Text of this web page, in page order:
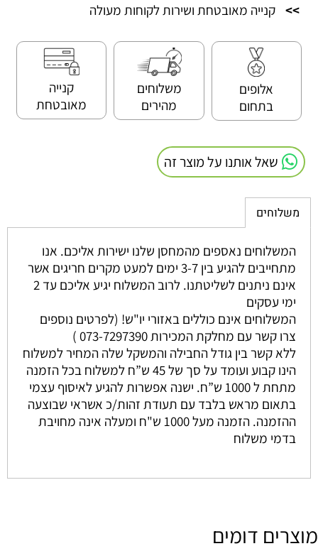
>> קנייה מאובטחת ושירות לקוחות מעולה
אלופים
בתחום
משלוחים
מהירים
קנייה
מאובטחת
שאל אותנו על מוצר זה
משלוחים
המשלוחים נאספים מהמחסן שלנו ישירות אליכם. אנו
מתחייבים להגיע בין 3-7 ימים למעט מקרים חריגים אשר
אינם ניתנים לשליטתנו. לרוב המשלוח יגיע אליכם עד 2
ימי עסקים
המשלוחים אינם כוללים באזורי יו"ש! (לפרטים נוספים
צרו קשר עם מחלקת המכירות 073-7297390 )
ללא קשר בין גודל החבילה והמשקל שלה המחיר למשלוח
הינו קבוע ועומד על סך של 45 ש”ח למשלוח בכל הזמנה
מתחת ל 1000 ש”ח. ישנה אפשרות להגיע לאיסוף עצמי
בתאום מראש בלבד עם תעודת זהות/כ אשראי שבוצעה
ההזמנה. הזמנה מעל 1000 ש"ח ומעלה אינה מחויבת
בדמי משלוח
מוצרים דומים